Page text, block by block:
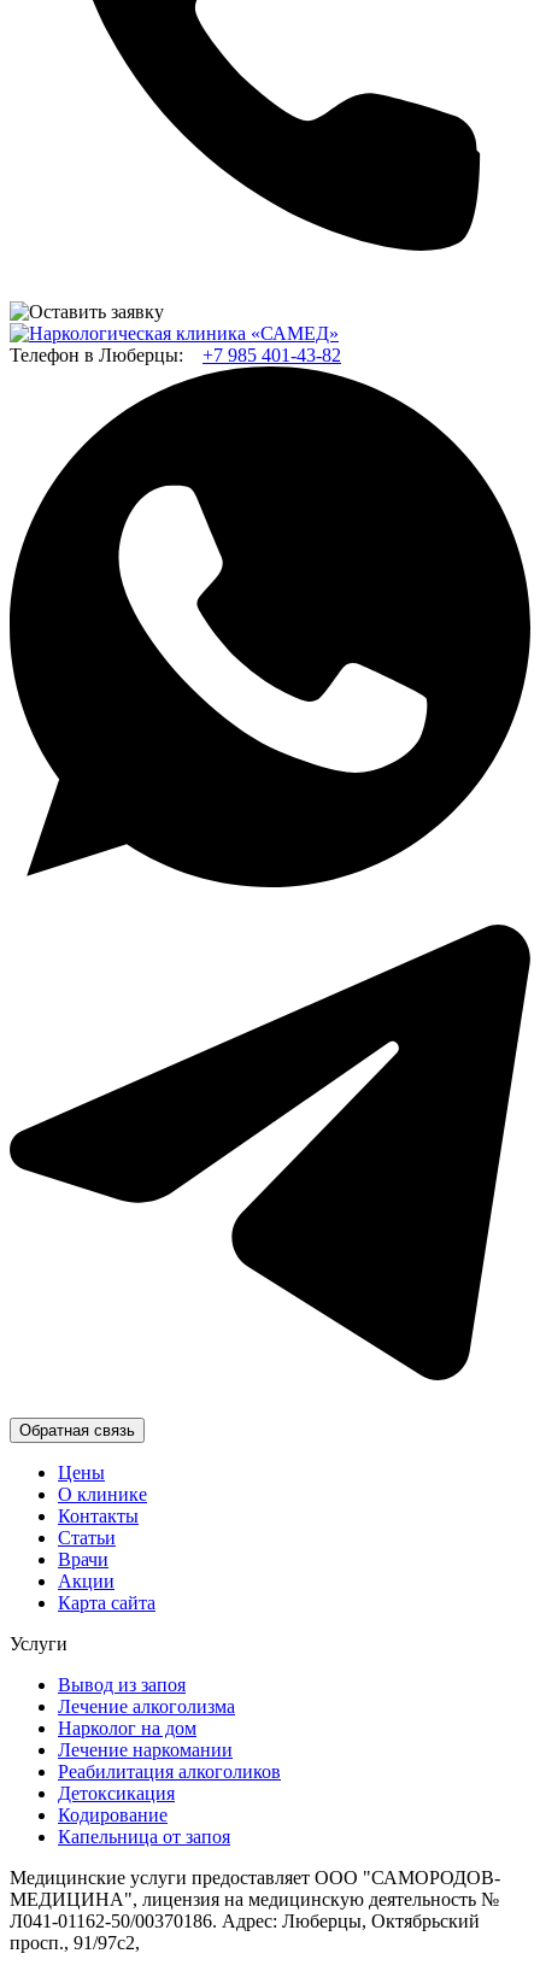
Телефон в Люберцы: +7 985 401-43-82
Обратная связь
Цены
О клинике
Контакты
Статьи
Врачи
Акции
Карта сайта
Услуги
Вывод из запоя
Лечение алкоголизма
Нарколог на дом
Лечение наркомании
Реабилитация алкоголиков
Детоксикация
Кодирование
Капельница от запоя
Медицинские услуги предоставляет ООО "САМОРОДОВ-
МЕДИЦИНА", лицензия на медицинскую деятельность №
Л041-01162-50/00370186. Адрес: Люберцы, Октябрьский
просп., 91/97с2,